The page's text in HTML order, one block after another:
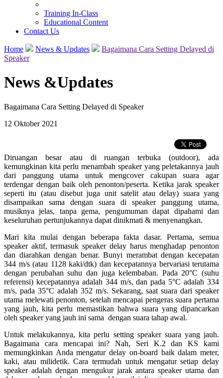
Training In-Class
Educational Content
Contact Us
Home News & Updates
Bagaimana Cara Setting Delayed di
Speaker
News &Updates
Bagaimana Cara Setting Delayed di Speaker
12 Oktober 2021
Diruangan besar atau di ruangan terbuka (outdoor), ada
kemungkinan kita perlu menambah speaker yang peletakannya jauh
dari panggung utama untuk mengcover cakupan suara agar
terdengar dengan baik oleh penonton/peserta. Ketika jarak speaker
seperti itu (atau disebut juga unit satelit atau delay) suara yang
disampaikan sama dengan suara di speaker panggung utama,
musiknya jelas, tanpa gema, pengumuman dapat dipahami dan
keseluruhan pertunjukannya dapat dinikmati & menyenangkan.
Mari kita mulai dengan beberapa fakta dasar. Pertama, semua
speaker aktif, termasuk speaker delay harus menghadap penonton
dan diarahkan dengan benar. Bunyi merambat dengan kecepatan
344 m/s (atau 1128 kaki/dtk) dan kecepatannya bervariasi terutama
dengan perubahan suhu dan juga kelembaban. Pada 20°C (suhu
referensi) kecepatannya adalah 344 m/s, dan pada 5°C adalah 334
m/s, pada 35°C adalah 352 m/s. Sekarang, saat suara dari speaker
utama melewati penonton, setelah mencapai pengeras suara pertama
yang jauh, kita perlu memastikan bahwa suara yang dipancarkan
oleh speaker yang jauh ini sama dengan suara tahap awal.
Untuk melakukannya, kita perlu setting speaker suara yang jauh.
Bagaimana cara mencapai ini? Nah, Seri K.2 dan KS kami
memungkinkan Anda mengatur delay on-board baik dalam meter,
kaki, atau milidetik. Cara termudah untuk mengatur setiap delay
speaker adalah dengan mengukur jarak antara speaker utama dan